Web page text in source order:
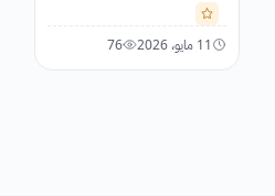
11 مايو، 2026 76